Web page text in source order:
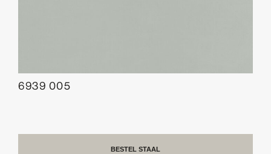
6939 005
BESTEL STAAL